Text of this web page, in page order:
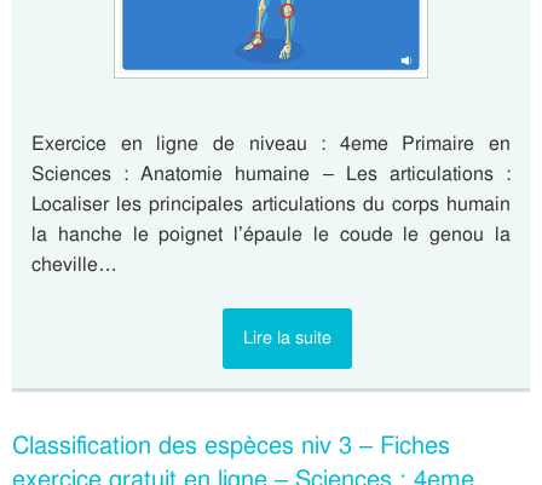
Exercice en ligne de niveau : 4eme Primaire en
Sciences : Anatomie humaine – Les articulations :
Localiser les principales articulations du corps humain
la hanche le poignet l’épaule le coude le genou la
cheville…
Lire la suite
Classification des espèces niv 3 – Fiches